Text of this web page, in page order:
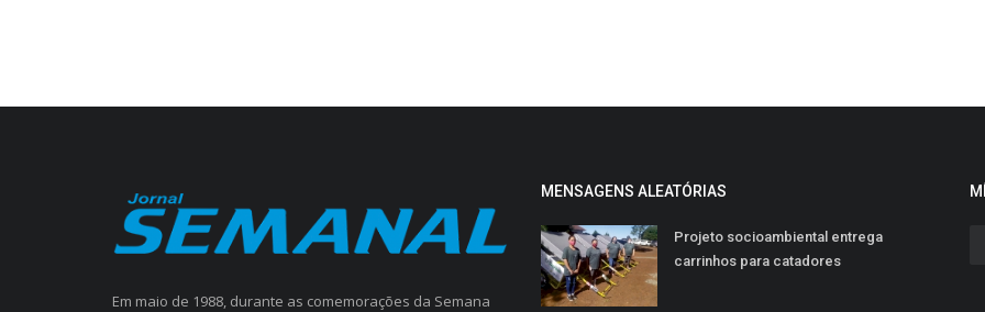
Em maio de 1988, durante as comemorações da Semana
MENSAGENS ALEATÓRIAS
Projeto socioambiental entrega
carrinhos para catadores